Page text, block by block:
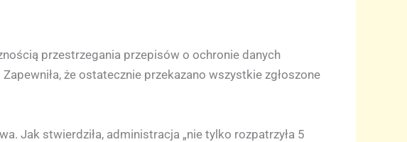
przestrzegania przepisów o ochronie danych
że ostatecznie przekazano wszystkie zgłoszone
Jak stwierdziła, administracja „nie tylko rozpatrzyła 5